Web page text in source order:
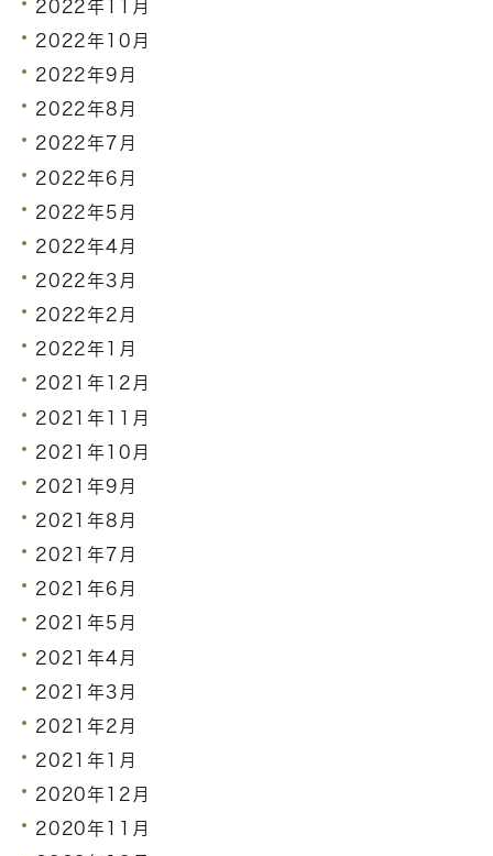
2022年11月
2022年10月
2022年9月
2022年8月
2022年7月
2022年6月
2022年5月
2022年4月
2022年3月
2022年2月
2022年1月
2021年12月
2021年11月
2021年10月
2021年9月
2021年8月
2021年7月
2021年6月
2021年5月
2021年4月
2021年3月
2021年2月
2021年1月
2020年12月
2020年11月